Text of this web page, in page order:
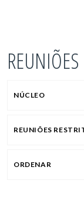
NÚCLEO
REUNIÕES
ORDENAR